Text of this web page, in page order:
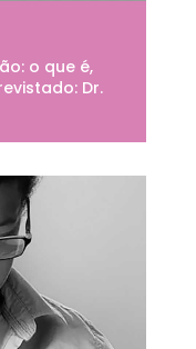
o que é,
Dr.